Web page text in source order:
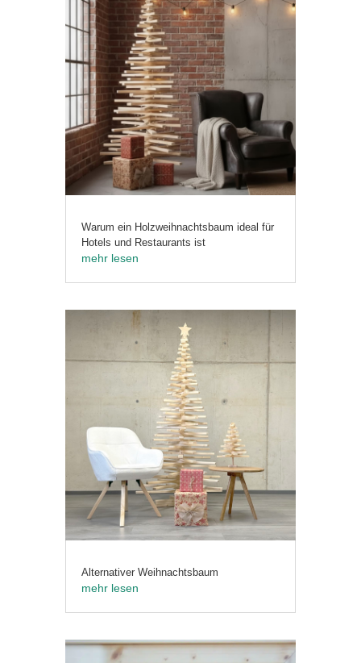
Warum ein Holzweihnachtsbaum ideal für
Hotels und Restaurants ist
mehr lesen
Alternativer Weihnachtsbaum
mehr lesen